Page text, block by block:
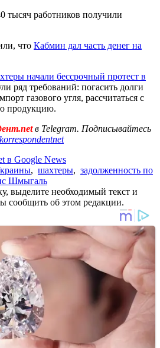
тысяч работников получили
что Кабмин дал часть денег на
начали бессрочный протест в
ряд требований: погасить долги
газового угля, рассчитаться с
продукцию.
в Telegram. Подписывайтесь
в Google News
, шахтеры, задолженность по
Шмыгаль
выделите необходимый текст и
сообщить об этом редакции.